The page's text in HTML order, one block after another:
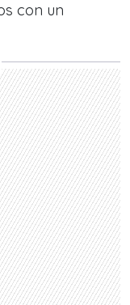
con un